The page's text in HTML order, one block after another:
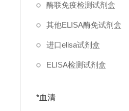
酶联免疫检测试剂盒
其他ELISA酶免试剂盒
进口elisa试剂盒
ELISA检测试剂盒
*血清